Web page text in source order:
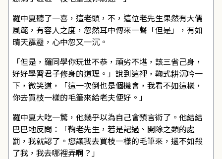
羅中夏聽了一喜，這老頭，不，這位老先生果然有大儒
風範，有容人之度，忽然耳中傳來一聲「但是」，有如
晴天霹靂，心中忽又一沉。
「但是，羅同學你玩世不恭，頑劣不堪，該三省己身，
好好學習君子修身的道理。」說到這裡，鞠式耕沉吟一
下，微笑道，「這一次倒也是個機會，我看不如這樣，
你去買枝一樣的毛筆來給老夫便好。」
羅中夏大吃一驚，他幾乎以為自己會預言術了。他結結
巴巴地反問：「鞠老先生，若是記過、開除之類的處
罰，我就認了。您讓我去買枝一樣的毛筆來，還不如殺
了我，我去哪裡弄啊？」